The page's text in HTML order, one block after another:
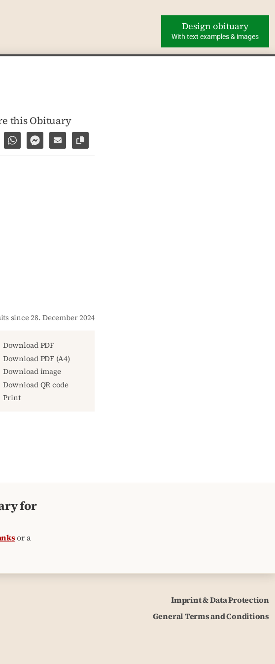
Design obituary
With text examples & images
this Obituary
on Facebook
Share via WhatsApp
Share via Facebook Messenger
Share via E-Mail
Copy link to page
since 28. December 2024
Download PDF
Download PDF (A4)
Download image
Download QR code
Print
for
or a
Imprint & Data Protection
General Terms and Conditions